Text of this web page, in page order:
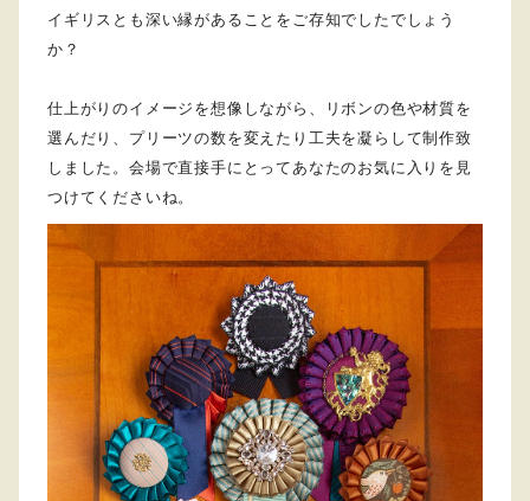
イギリスとも深い縁があることをご存知でしたでしょう
か？
仕上がりのイメージを想像しながら、リボンの色や材質を
選んだり、プリーツの数を変えたり工夫を凝らして制作致
しました 。会場で直接手にとってあなたのお気に入りを見
つけてくださいね。